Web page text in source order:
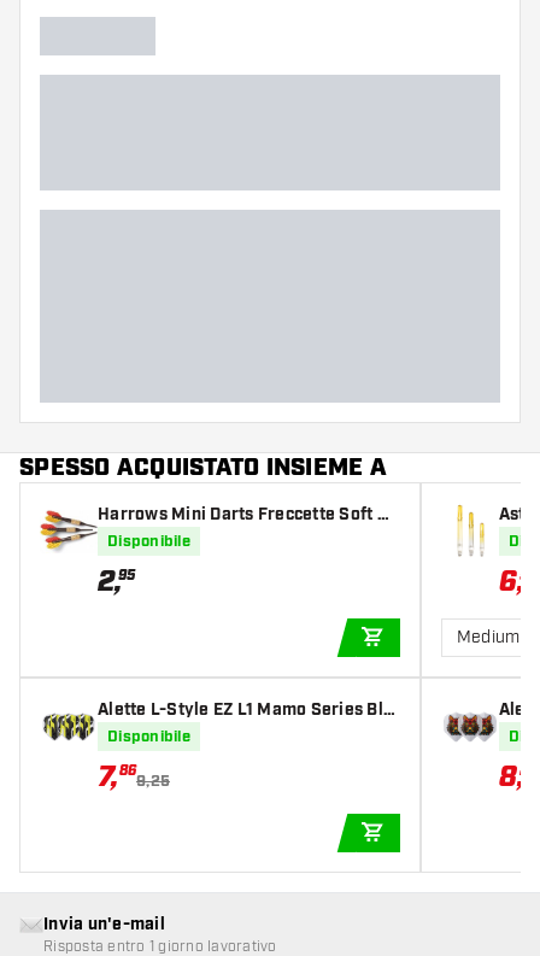
Colori aggiuntivi
SPESSO ACQUISTATO INSIEME A
Harrows Mini Darts Freccette Soft Da
rts
Disponibile
2,95
AGGIUNGI AL
Alette L-Style EZ L1 Mamo Series Bla
ck Clear White
Disponibile
7,86
9,25
6,59
Medium
o
8,29
Invia un'e-mail
Risposta entro 1 giorno lavorativo